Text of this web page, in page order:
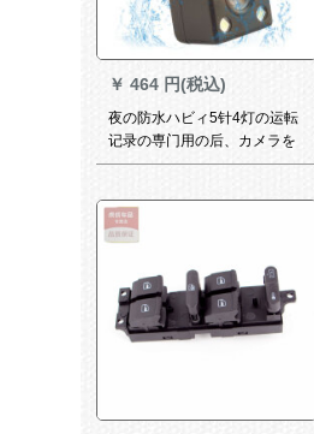
￥ 464 円(税込)
夜の防水ハビィ5针4灯の运転
记录の専门用の后、カメラを
引いて穴を开けます。